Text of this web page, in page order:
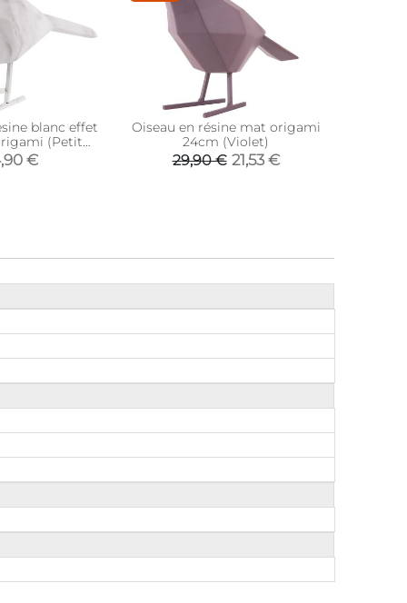
blanc effet
(Petit
€
Oiseau en résine mat origami
24cm (Violet)
29,90 € 21,53 €